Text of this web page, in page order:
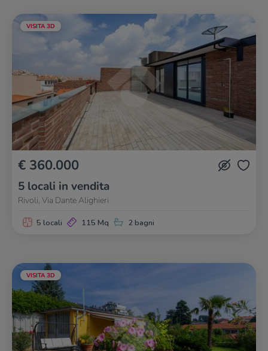
VISITA 3D
€ 360.000
5 locali in vendita
Rivoli, Via Dante Alighieri
5 locali 115 Mq 2 bagni
VISITA 3D